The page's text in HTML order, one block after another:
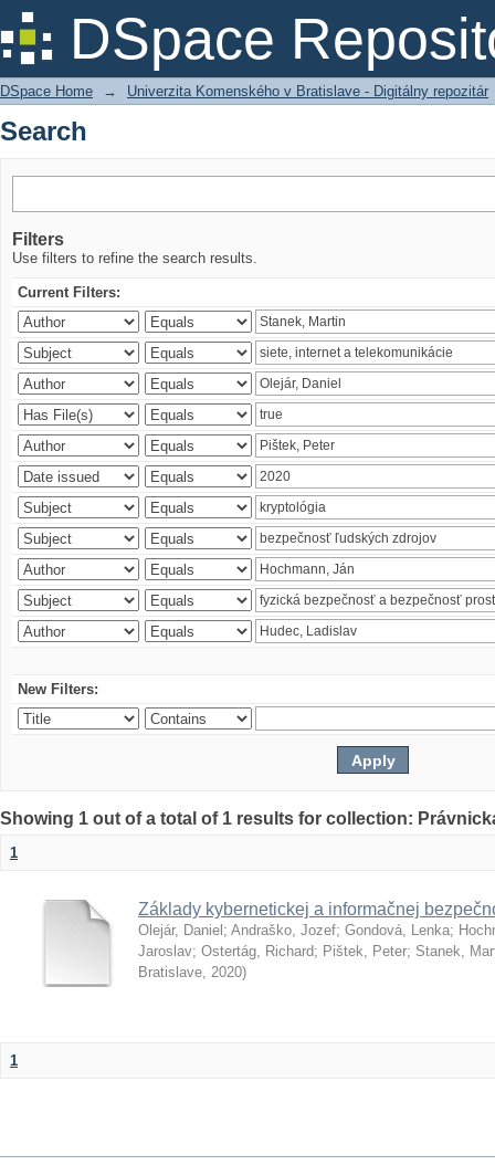
DSpace
Search
DSpace Home → Univerzita Komenského v Bratislave - Digitálny repozitár
Search
Filters
Use filters to refine the search results.
Current Filters:
New Filters:
Showing 1 out of a total of 1 results for collection:
1
Základy kybernetickej a informačnej
Olejár, Daniel ; Andraško, Jozef; Gondová, Lenka;
Jaroslav; Ostertág, Richard; Pištek, Peter; Stanek,
Bratislave, 2020)
1